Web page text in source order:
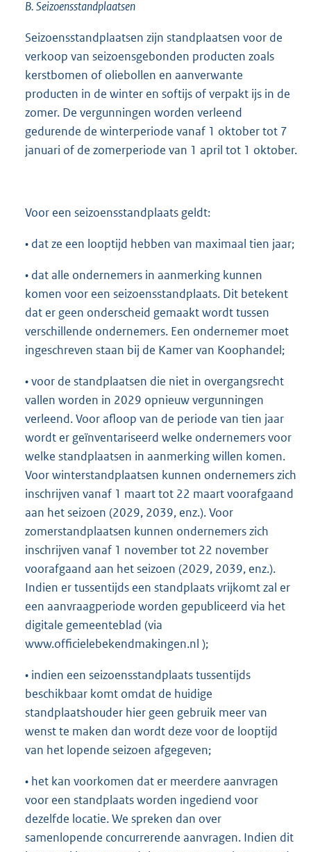
B.Seizoensstandplaatsen
Seizoensstandplaatsen zijn standplaatsen voor de
verkoop van seizoensgebonden producten zoals
kerstbomen of oliebollen en aanverwante
producten in de winter en softijs of verpakt ijs in de
zomer. De vergunningen worden verleend
gedurende de winterperiode vanaf 1 oktober tot 7
januari of de zomerperiode van 1 april tot 1 oktober.
Voor een seizoensstandplaats geldt:
• dat ze een looptijd hebben van maximaal tien jaar;
• dat alle ondernemers in aanmerking kunnen
komen voor een seizoensstandplaats. Dit betekent
dat er geen onderscheid gemaakt wordt tussen
verschillende ondernemers. Een ondernemer moet
ingeschreven staan bij de Kamer van Koophandel;
• voor de standplaatsen die niet in overgangsrecht
vallen worden in 2029 opnieuw vergunningen
verleend. Voor afloop van de periode van tien jaar
wordt er geïnventariseerd welke ondernemers voor
welke standplaatsen in aanmerking willen komen.
Voor winterstandplaatsen kunnen ondernemers zich
inschrijven vanaf 1 maart tot 22 maart voorafgaand
aan het seizoen (2029, 2039, enz.). Voor
zomerstandplaatsen kunnen ondernemers zich
inschrijven vanaf 1 november tot 22 november
voorafgaand aan het seizoen (2029, 2039, enz.).
Indien er tussentijds een standplaats vrijkomt zal er
een aanvraagperiode worden gepubliceerd via het
digitale gemeenteblad (via
www.officielebekendmakingen.nl );
• indien een seizoensstandplaats tussentijds
beschikbaar komt omdat de huidige
standplaatshouder hier geen gebruik meer van
wenst te maken dan wordt deze voor de looptijd
van het lopende seizoen afgegeven;
• het kan voorkomen dat er meerdere aanvragen
voor een standplaats worden ingediend voor
dezelfde locatie. We spreken dan over
samenlopende concurrerende aanvragen. Indien dit